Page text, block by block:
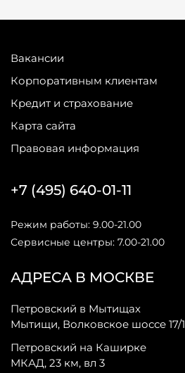
Вакансии
Корпоративным клиентам
Кредит и страхование
Карта сайта
Правовая информация
АДРЕСА В МОСКВЕ
Петровский в Мытищах
Мытищи, Волковское шоссе 17/1
Петровский на Каширке
МКАД, 23 км, вл 3
+7 (495) 640-01-11
Режим работы: 9.00-21.00
Сервисные центры: 7.00-21.00